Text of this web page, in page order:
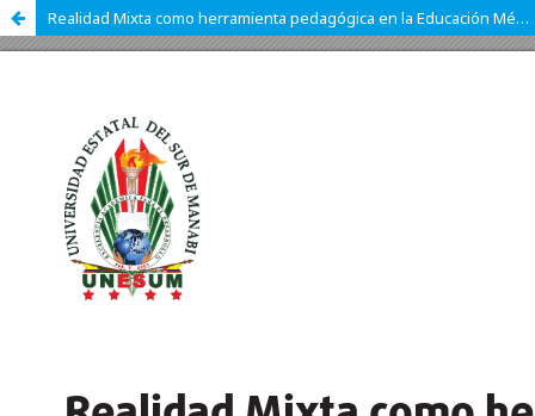
Realidad Mixta como herramienta pedagógica en la Educación Médica Superior